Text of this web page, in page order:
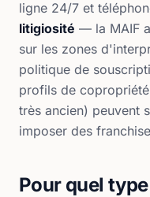
ligne 24/7 et
litigiosité — la MAIF
sur les zones
politique de
profils de
très ancien) peuvent
imposer des
Pour quel